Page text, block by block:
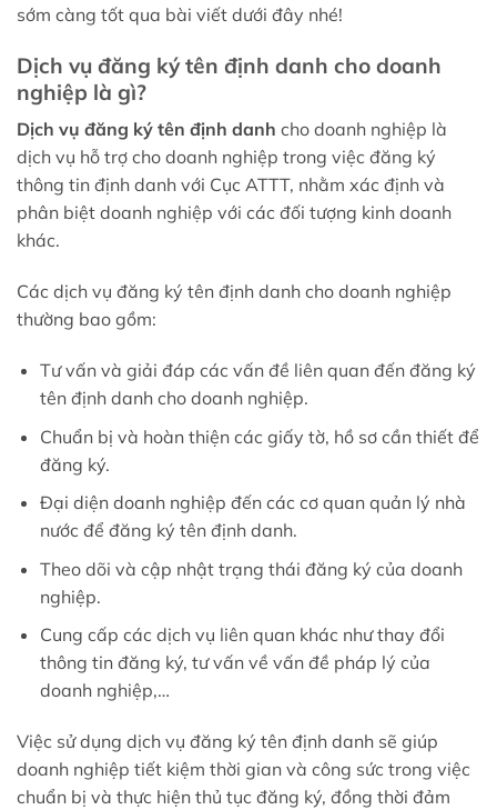
sớm càng tốt qua bài viết dưới đây nhé!
Dịch vụ đăng ký tên định danh cho doanh
nghiệp là gì?
Dịch vụ đăng ký tên định danh cho doanh nghiệp là
dịch vụ hỗ trợ cho doanh nghiệp trong việc đăng ký
thông tin định danh với Cục ATTT, nhằm xác định và
phân biệt doanh nghiệp với các đối tượng kinh doanh
khác.
Các dịch vụ đăng ký tên định danh cho doanh nghiệp
thường bao gồm:
Tư vấn và giải đáp các vấn đề liên quan đến đăng ký
tên định danh cho doanh nghiệp.
Chuẩn bị và hoàn thiện các giấy tờ, hồ sơ cần thiết để
đăng ký.
Đại diện doanh nghiệp đến các cơ quan quản lý nhà
nước để đăng ký tên định danh.
Theo dõi và cập nhật trạng thái đăng ký của doanh
nghiệp.
Cung cấp các dịch vụ liên quan khác như thay đổi
thông tin đăng ký, tư vấn về vấn đề pháp lý của
doanh nghiệp,…
Việc sử dụng dịch vụ đăng ký tên định danh sẽ giúp
doanh nghiệp tiết kiệm thời gian và công sức trong việc
chuẩn bị và thực hiện thủ tục đăng ký, đồng thời đảm